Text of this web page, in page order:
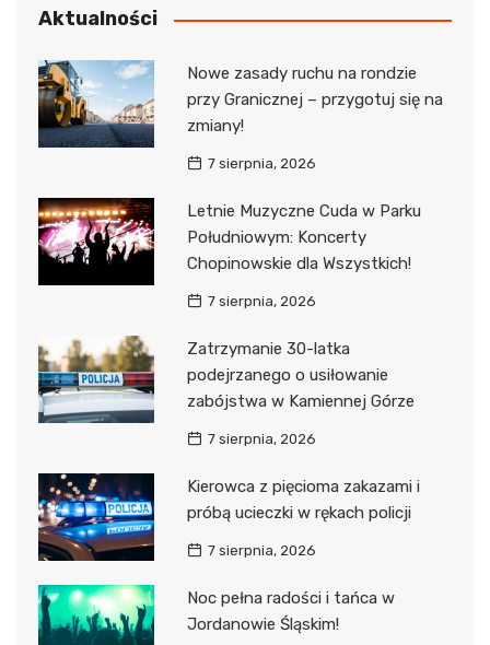
Aktualności
Nowe zasady ruchu na rondzie
przy Granicznej – przygotuj się na
zmiany!
7 sierpnia, 2026
Letnie Muzyczne Cuda w Parku
Południowym: Koncerty
Chopinowskie dla Wszystkich!
7 sierpnia, 2026
Zatrzymanie 30-latka
podejrzanego o usiłowanie
zabójstwa w Kamiennej Górze
7 sierpnia, 2026
Kierowca z pięcioma zakazami i
próbą ucieczki w rękach policji
7 sierpnia, 2026
Noc pełna radości i tańca w
Jordanowie Śląskim!